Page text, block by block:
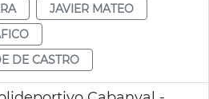
JAVIER MATEO
DE CASTRO